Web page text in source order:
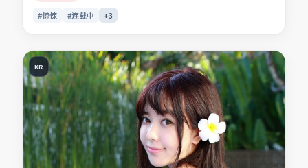
#惊悚 #连载中 +3
KR